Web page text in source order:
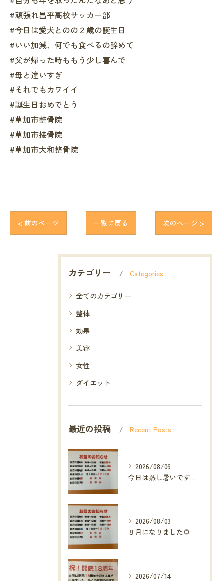
#頑張れ昌平高校サッカー部
#今日は愛犬とのの２歳の誕生日
#いい加減、何でも食べるの辞めて
#父が帰った時ももう少し喜んで
#母と違いすぎ
#それでもカワイイ
#誕生日おめでとう
#草加市整骨院
#草加市接骨院
#草加市大和整骨院
< 前のページ 一覧に戻る 次のページ >
カテゴリー Categories
全てのカテゴリー
整体
効果
美容
女性
ダイエット
最近の投稿 Recent Posts
2026/08/06
今日は蒸し暑いですね🥵ありがたい事に今年の草加市は
2026/08/03
８月になりました🌻
2026/07/14